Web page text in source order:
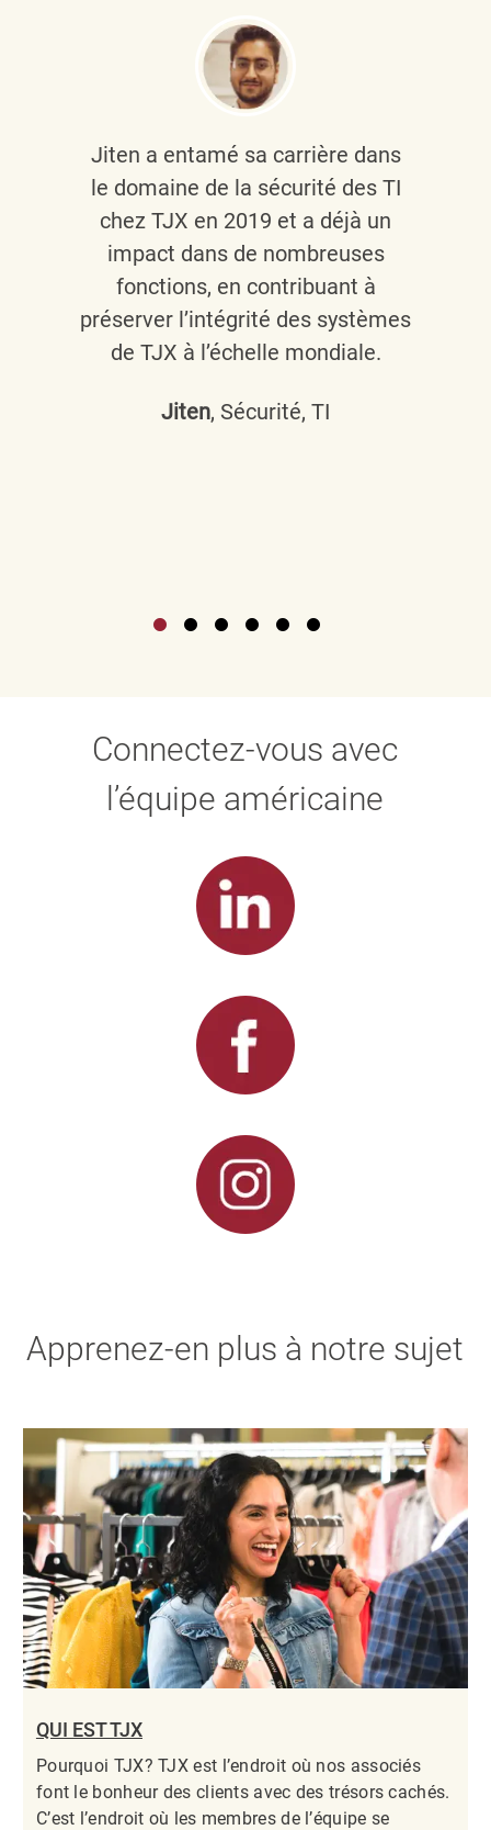
Jiten a entamé sa carrière dans
le domaine de la sécurité des TI
chez TJX en 2019 et a déjà un
impact dans de nombreuses
fonctions, en contribuant à
préserver l’intégrité des systèmes
de TJX à l’échelle mondiale.
Jiten, Sécurité, TI
Connectez-vous avec
l’équipe américaine
Apprenez-en plus à notre sujet
QUI EST TJX
Pourquoi TJX? TJX est l’endroit où nos associés
font le bonheur des clients avec des trésors cachés.
C’est l’endroit où les membres de l’équipe se